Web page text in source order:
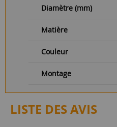
Diamètre (mm)
Matière
Couleur
Montage
LISTE DES AVIS